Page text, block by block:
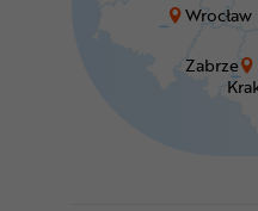
Wrocław
Zabrze